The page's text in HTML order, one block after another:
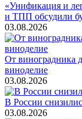
«Унификация и
и ТПП обсудили
03.08.2026
От виноградника
виноделие
03.08.2026
В России
03.08.2026